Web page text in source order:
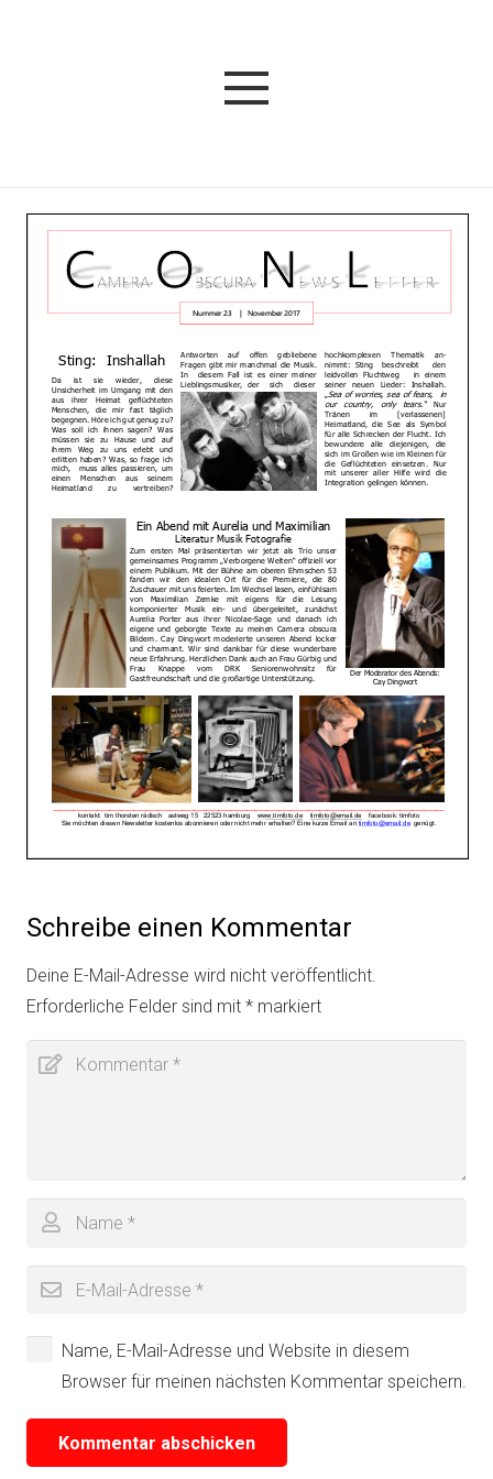
Schreibe einen Kommentar
Deine E-Mail-Adresse wird nicht veröffentlicht.
Erforderliche Felder sind mit * markiert
Name, E-Mail-Adresse und Website in diesem
Browser für meinen nächsten Kommentar speichern.
Kommentar abschicken